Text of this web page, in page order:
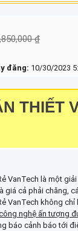
₫
đăng: 10/30/2023
THIẾT
VanTech là một
giá cả phải chăng,
VanTech không
nghệ ấn tượng
báo cảnh báo tới